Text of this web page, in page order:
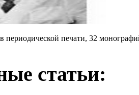
периодической печати, 32
статьи: